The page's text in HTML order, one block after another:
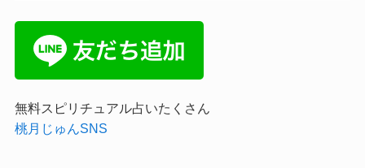
無料スピリチュアル占いたくさん
桃月じゅんSNS